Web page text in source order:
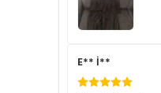
E** İ**